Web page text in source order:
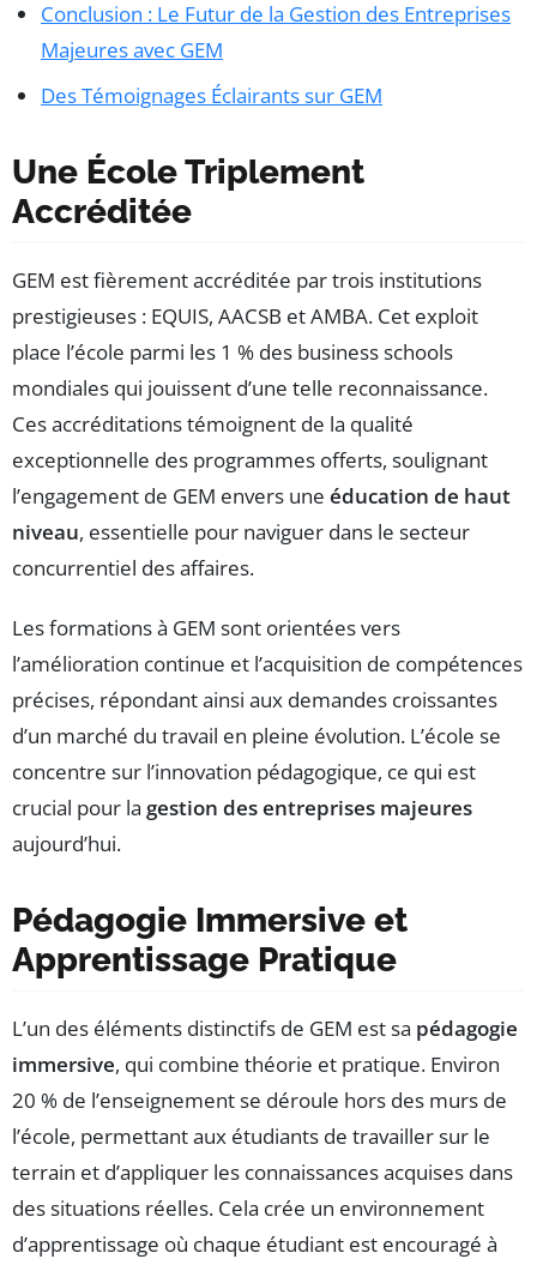
Conclusion : Le Futur de la Gestion des Entreprises
Majeures avec GEM
Des Témoignages Éclairants sur GEM
Une École Triplement
Accréditée
GEM est fièrement accréditée par trois institutions
prestigieuses : EQUIS, AACSB et AMBA. Cet exploit
place l’école parmi les 1 % des business schools
mondiales qui jouissent d’une telle reconnaissance.
Ces accréditations témoignent de la qualité
exceptionnelle des programmes offerts, soulignant
l’engagement de GEM envers une éducation de haut
niveau, essentielle pour naviguer dans le secteur
concurrentiel des affaires.
Les formations à GEM sont orientées vers
l’amélioration continue et l’acquisition de compétences
précises, répondant ainsi aux demandes croissantes
d’un marché du travail en pleine évolution. L’école se
concentre sur l’innovation pédagogique, ce qui est
crucial pour la gestion des entreprises majeures
aujourd’hui.
Pédagogie Immersive et
Apprentissage Pratique
L’un des éléments distinctifs de GEM est sa pédagogie
immersive, qui combine théorie et pratique. Environ
20 % de l’enseignement se déroule hors des murs de
l’école, permettant aux étudiants de travailler sur le
terrain et d’appliquer les connaissances acquises dans
des situations réelles. Cela crée un environnement
d’apprentissage où chaque étudiant est encouragé à